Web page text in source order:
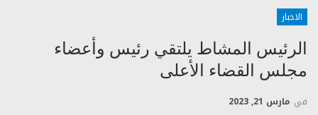
الاخبار
الرئيس المشاط يلتقي رئيس وأعضاء
مجلس القضاء الأعلى
في مارس 21, 2023